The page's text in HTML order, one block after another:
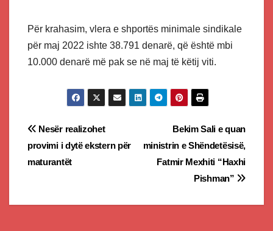
Për krahasim, vlera e shportës minimale sindikale
për maj 2022 ishte 38.791 denarë, që është mbi
10.000 denarë më pak se në maj të këtij viti.
Post
navigation
Bekim Sali e quan
ministrin e Shëndetësisë,
Fatmir Mexhiti “Haxhi
Pishman”
Nesër realizohet
provimi i dytë ekstern për
maturantët